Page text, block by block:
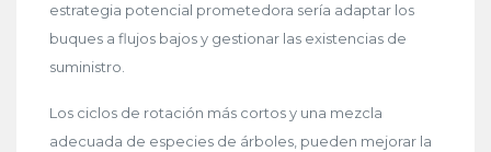
estrategia potencial prometedora sería adaptar los
buques a flujos bajos y gestionar las existencias de
suministro.
Los ciclos de rotación más cortos y una mezcla
adecuada de especies de árboles, pueden mejorar la